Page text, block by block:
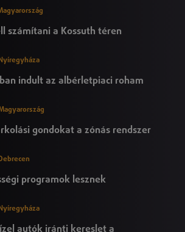
számítani a Kossuth téren
Nyíregyháza
indult az albérletpiaci roham
gondokat a zónás rendszer
programok lesznek
Nyíregyháza
autók iránti kereslet a